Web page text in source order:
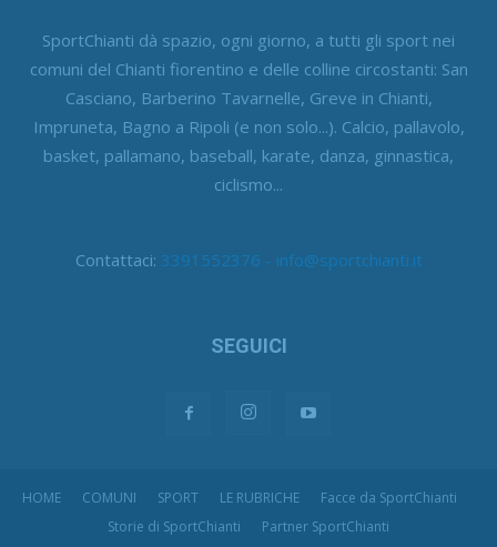
SportChianti dà spazio, ogni giorno, a tutti gli sport nei
comuni del Chianti fiorentino e delle colline circostanti: San
Casciano, Barberino Tavarnelle, Greve in Chianti,
Impruneta, Bagno a Ripoli (e non solo...). Calcio, pallavolo,
basket, pallamano, baseball, karate, danza, ginnastica,
ciclismo...
Contattaci: 3391552376 - info@sportchianti.it
SEGUICI
HOME COMUNI SPORT LE RUBRICHE
Facce da SportChianti
Storie di SportChianti
Partner SportChianti